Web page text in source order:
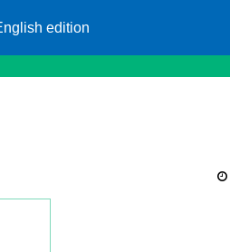
edition